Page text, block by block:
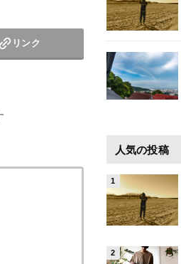
リンク
人気の投稿